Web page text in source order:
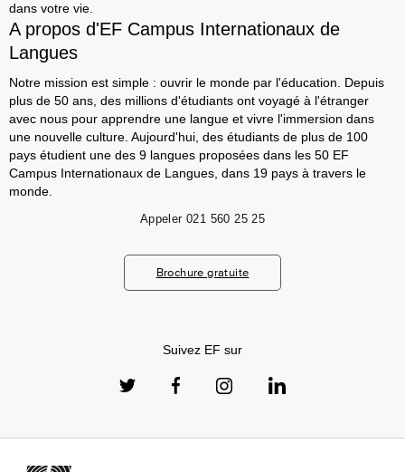
dans votre vie.
A propos d'EF Campus Internationaux de
Langues
Notre mission est simple : ouvrir le monde par l'éducation. Depuis
plus de 50 ans, des millions d'étudiants ont voyagé à l'étranger
avec nous pour apprendre une langue et vivre l'immersion dans
une nouvelle culture. Aujourd'hui, des étudiants de plus de 100
pays étudient une des 9 langues proposées dans les 50 EF
Campus Internationaux de Langues, dans 19 pays à travers le
monde.
Appeler 021 560 25 25
Brochure gratuite
Suivez EF sur